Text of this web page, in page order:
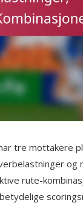
tre mottakere
og
rute-